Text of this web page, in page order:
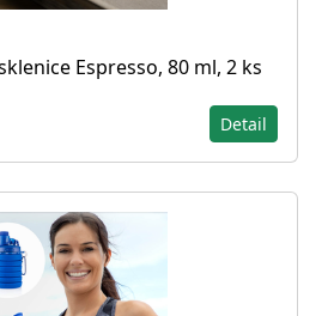
Espresso, 80 ml, 2 ks
Detail